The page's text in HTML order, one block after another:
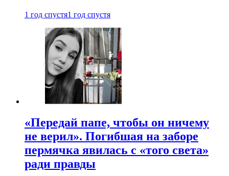
1 год спустя1 год спустя
«Передай папе, чтобы он ничему
не верил». Погибшая на заборе
пермячка явилась с «того света»
ради правды